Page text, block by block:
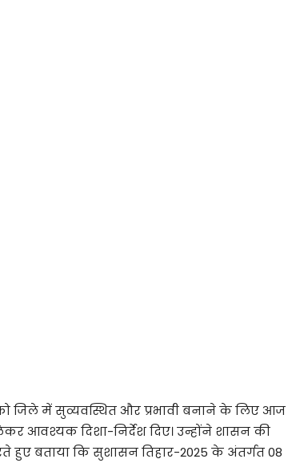
जिले में सुव्यवस्थित और प्रभावी बनाने के लिए आज
आवश्यक दिशा-निर्देश दिए। उन्होंने शासन की
हुए बताया कि सुशासन तिहार-2025 के अंतर्गत 08